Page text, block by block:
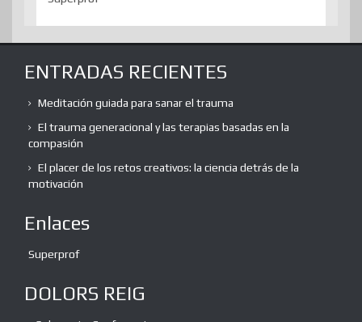
ENTRADAS RECIENTES
Meditación guiada para sanar el trauma
El trauma generacional y las terapias basadas en la
compasión
El placer de los retos creativos: la ciencia detrás de la
motivación
Enlaces
Superprof
DOLORS REIG